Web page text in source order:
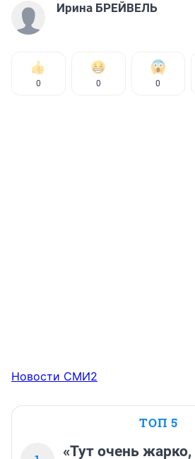
Ирина БРЕЙВЕЛЬ
0 0 0
Новости СМИ2
ТОП 5
«Тут очень